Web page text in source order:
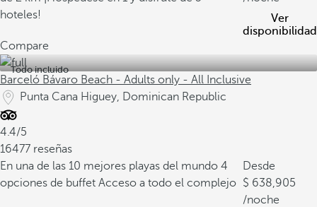
hoteles!
Ver
disponibilidad
Compare
Todo incluido
Barceló Bávaro Beach - Adults only - All Inclusive
Punta Cana Higuey, Dominican Republic
4.4/5
16477 reseñas
En una de las 10 mejores playas del mundo 4
opciones de buffet Acceso a todo el complejo
Desde
638,905
/noche